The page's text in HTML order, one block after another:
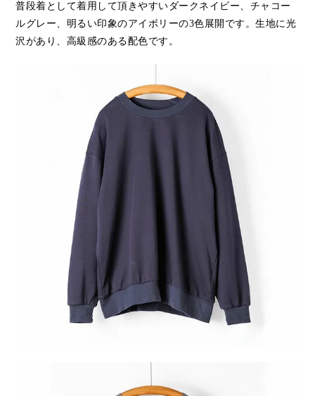
普段着として着用して頂きやすいダークネイビー、チャコー
ルグレー、明るい印象のアイボリーの3色展開です。生地に光
沢があり、高級感のある配色です。